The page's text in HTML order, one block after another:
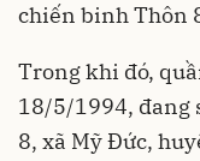
chiến binh Thôn
Trong khi đó,
18/5/1994, đang
8, xã Mỹ Đức,